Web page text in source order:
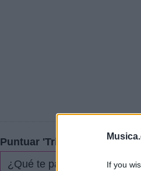
If you
Puntuar 'Triki Triki Triki
¿Qué te parece esta